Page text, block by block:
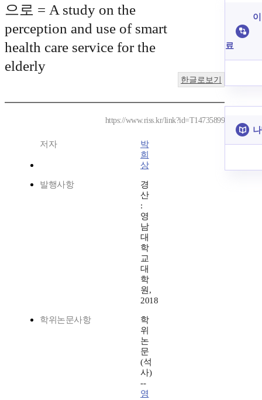
으로 = A study on the
perception and use of smart
health care service for the
elderly
한글로보기
https://www.riss.kr/link?id=T14735899
저자
박
희
상
발행사항
경
산
:
영
남
대
학
교
대
학
원,
2018
학위논문사항
학
위
논
문
(석
사)
--
영
료